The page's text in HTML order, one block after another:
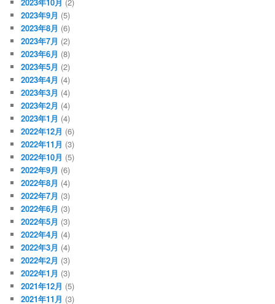
2023年9月 (5)
2023年8月 (6)
2023年7月 (2)
2023年6月 (8)
2023年5月 (2)
2023年4月 (4)
2023年3月 (4)
2023年2月 (4)
2023年1月 (4)
2022年12月 (6)
2022年11月 (3)
2022年10月 (5)
2022年9月 (6)
2022年8月 (4)
2022年7月 (3)
2022年6月 (3)
2022年5月 (3)
2022年4月 (4)
2022年3月 (4)
2022年2月 (3)
2022年1月 (3)
2021年12月 (5)
2021年11月 (3)